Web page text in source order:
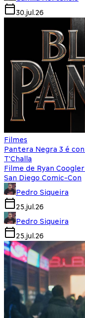
30.jul.26
Filmes
Pantera Negra 3 é
T'Challa
Filme de Ryan
San Diego Comic-Con
Pedro Siqueira
25.jul.26
Pedro Siqueira
25.jul.26